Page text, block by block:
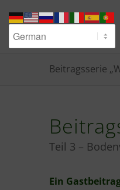
Beitragsserie
Teil 3 –
Ein